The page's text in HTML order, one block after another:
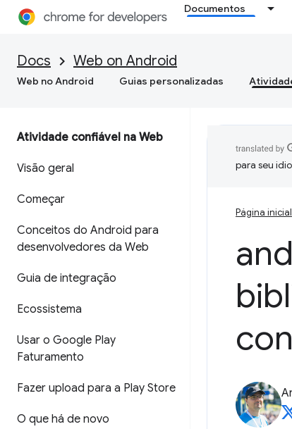
Documentos
Docs Web on Android
Web no Android Guias personalizadas
Atividade confiável na Web
Visão geral
Começar
Conceitos do Android para
desenvolvedores da Web
Guia de integração
Ecossistema
Usar o Google Play
Faturamento
Fazer upload para a Play Store
O que há de novo
para seu
Página inicial